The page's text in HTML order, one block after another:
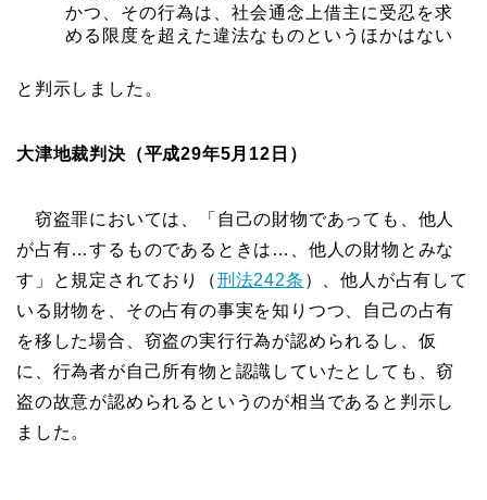
かつ、その行為は、社会通念上借主に受忍を求
める限度を超えた違法なものというほかはない
と判示しました。
大津地裁判決（平成29年5月12日）
窃盗罪においては、「自己の財物であっても、他人
が占有…するものであるときは…、他人の財物とみな
す」と規定されており（刑法242条 ）、他人が占有して
いる財物を、その占有の事実を知りつつ、自己の占有
を移した場合、窃盗の実行行為が認められるし、仮
に、行為者が自己所有物と認識していたとしても、窃
盗の故意が認められるというのが相当であると判示し
ました。